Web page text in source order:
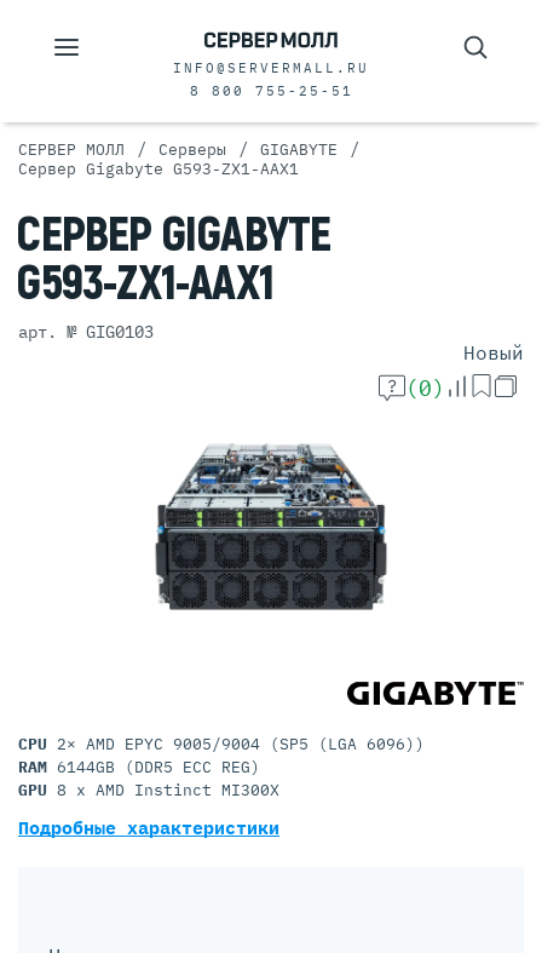
INFO@SERVERMALL.RU
8 800 755-25-51
СЕРВЕР МОЛЛ / Серверы / GIGABYTE /
Сервер Gigabyte G593-ZX1-AAX1
СЕРВЕР GIGABYTE
G593-ZX1-AAX1
арт. № GIG0103
Новый
(0)
CPU 2× AMD EPYC 9005/9004 (SP5 (LGA 6096))
RAM 6144GB (DDR5 ECC REG)
GPU 8 x AMD Instinct MI300X
Подробные характеристики